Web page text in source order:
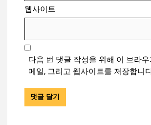
웹사이트
다음 번 댓글 작성을 위해 이 브라우
메일, 그리고 웹사이트를 저장합니